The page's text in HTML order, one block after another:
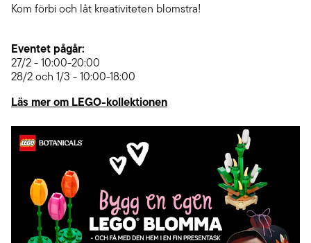
Kom förbi och låt kreativiteten blomstra!
Eventet pågår:
27/2 - 10:00-20:00
28/2 och 1/3 - 10:00-18:00
Läs mer om LEGO-kollektionen